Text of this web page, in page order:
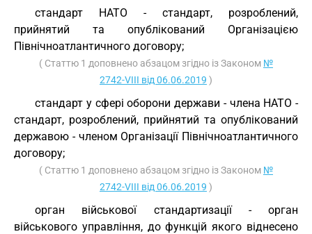
стандарт НАТО - стандарт, розроблений,
прийнятий та опублікований Організацією
Північноатлантичного договору;
( Статтю 1 доповнено абзацом згідно із Законом №
2742-VIII від 06.06.2019 )
стандарт у сфері оборони держави - члена НАТО -
стандарт, розроблений, прийнятий та опублікований
державою - членом Організації Північноатлантичного
договору;
( Статтю 1 доповнено абзацом згідно із Законом №
2742-VIII від 06.06.2019 )
орган військової стандартизації - орган
військового управління, до функцій якого віднесено